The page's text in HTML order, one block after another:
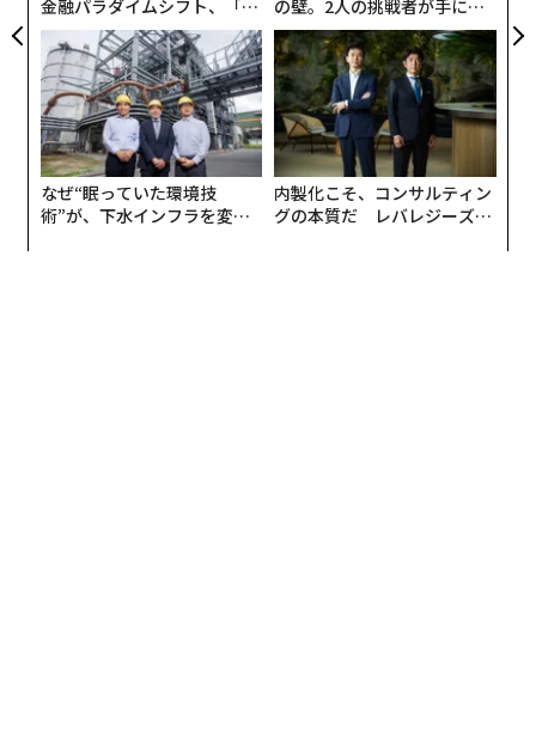
金融パラダイムシフト、「超
個別化」の核心 【MUFG×ウ
ェルスナビ×PwC】
の壁。2人の挑戦者が手にし
た「次なる武器」
なぜ“眠っていた環境技
術”が、下水インフラを変え
内製化こそ、コンサルティン
グの本質だ レバレジーズが